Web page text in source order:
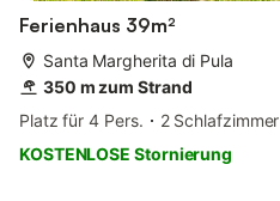
Ferienhaus 39m²
Santa Margherita di Pula
350 m zum Strand
Platz für 4 Pers.
2 Schlafzimmer
KOSTENLOSE Stornierung